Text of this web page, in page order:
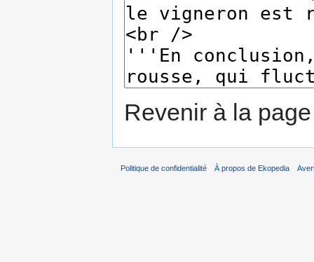
Revenir à la
Politique de confidentialité À propos de Ekopedia